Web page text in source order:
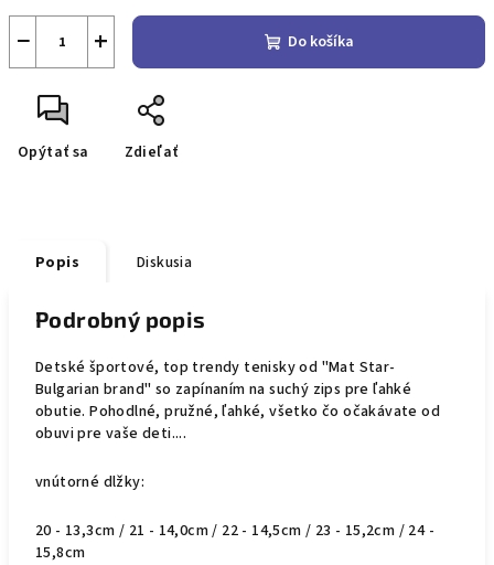
+
− Do košíka
Opýtať sa Zdieľať
Popis Diskusia
Podrobný popis
Detské športové, top trendy tenisky od "Mat Star-
Bulgarian brand" so zapínaním na suchý zips pre ľahké
obutie. Pohodlné, pružné, ľahké, všetko čo očakávate od
obuvi pre vaše deti....
vnútorné dlžky:
20 - 13,3cm / 21 - 14,0cm / 22 - 14,5cm / 23 - 15,2cm / 24 -
15,8cm